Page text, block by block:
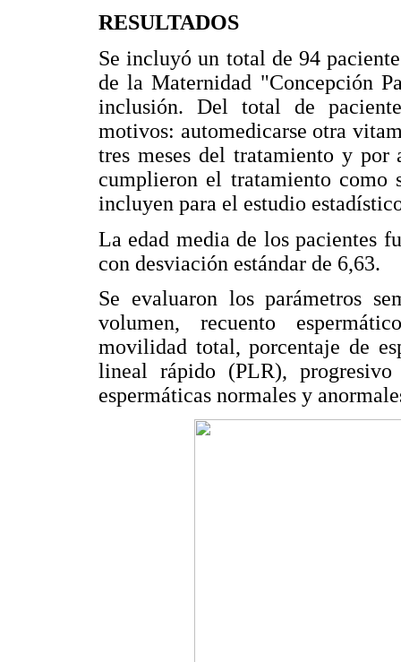
RESULTADOS
Se incluyó un total de 94
de la Maternidad "Concepción
inclusión. Del total de
motivos: automedicarse otra
tres meses del tratamiento y por
cumplieron el tratamiento como
incluyen para el estudio
La edad media de los pacientes
con desviación estándar de 6,63.
Se evaluaron los parámetros
volumen, recuento
movilidad total, porcentaje de
lineal rápido (PLR),
espermáticas normales y